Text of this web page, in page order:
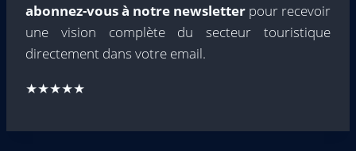
abonnez-vous à notre newsletter pour recevoir
une vision complète du secteur touristique
directement dans votre email.
★★★★★